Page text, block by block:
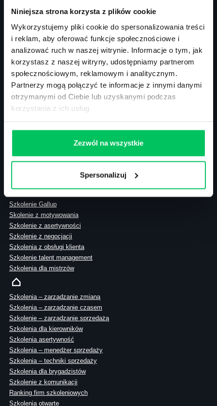
Niniejsza strona korzysta z plików cookie
Wykorzystujemy pliki cookie do spersonalizowania treści
i reklam, aby oferować funkcje społecznościowe i
analizować ruch w naszej witrynie. Informacje o tym, jak
korzystasz z naszej witryny, udostępniamy partnerom
społecznościowym, reklamowym i analitycznym.
Partnerzy mogą połączyć te informacje z innymi danymi
otrzymanymi od Ciebie lub uzyskanymi podczas
korzystania z ich usług.
Zezwól na wszystkie
Spersonalizuj
ul. Solec 38 lok. 105
NIP: 113-26-90-108
Szkolenia zamknięte
Szkolenia menedżerskie
Szkolenia sprzedażowe
Szkolenia – efektywność osobista
Szkolenia – zarządzanie projektami
Szkolenia – kompetencje przyszłości
Szkolenia – administracja publiczna
Terminarz szkoleń miękkich
Terminarz szkoleń eksperckich
Szkolenie Gallup
Skolenie z motywowania
Szkolenie z asertywności
Szkolenie z negocjacji
Szkolenia z obsługi klienta
Szkolenie talent management
Szkolenia dla mistrzów
Szkolenia – zarządzanie zmianą
Szkolenia – zarządzanie czasem
Szkolenie – zarządzanie sprzedażą
Szkolenia dla kierowników
Szkolenia asertywność
Szkolenia – menedżer sprzedaży
Szkolenia – techniki sprzedaży
Szkolenia dla brygadzistów
Szkolenie z komunikacji
Ranking firm szkoleniowych
Szkolenia otwarte